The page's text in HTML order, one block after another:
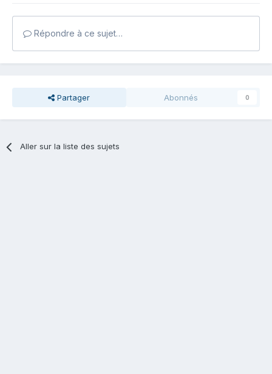
Répondre à ce sujet…
Partager Abonnés 0
Aller sur la liste des sujets